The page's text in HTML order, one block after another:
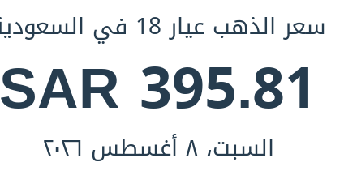
سعر الذهب عيار 18 في السعودية
SAR 395.81
السبت، ٨ أغسطس ٢٠٢٦